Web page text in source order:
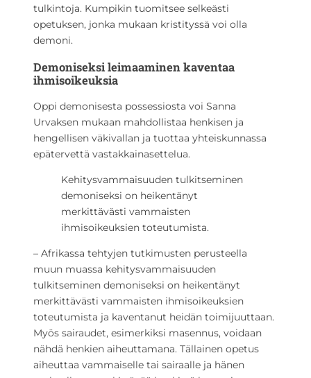
tulkintoja. Kumpikin tuomitsee selkeästi
opetuksen, jonka mukaan kristityssä voi olla
demoni.
Demoniseksi leimaaminen kaventaa
ihmisoikeuksia
Oppi demonisesta possessiosta voi Sanna
Urvaksen mukaan mahdollistaa henkisen ja
hengellisen väkivallan ja tuottaa yhteiskunnassa
epätervettä vastakkainasettelua.
Kehitysvammaisuuden tulkitseminen
demoniseksi on heikentänyt
merkittävästi vammaisten
ihmisoikeuksien toteutumista.
– Afrikassa tehtyjen tutkimusten perusteella
muun muassa kehitysvammaisuuden
tulkitseminen demoniseksi on heikentänyt
merkittävästi vammaisten ihmisoikeuksien
toteutumista ja kaventanut heidän toimijuuttaan.
Myös sairaudet, esimerkiksi masennus, voidaan
nähdä henkien aiheuttamana. Tällainen opetus
aiheuttaa vammaiselle tai sairaalle ja hänen